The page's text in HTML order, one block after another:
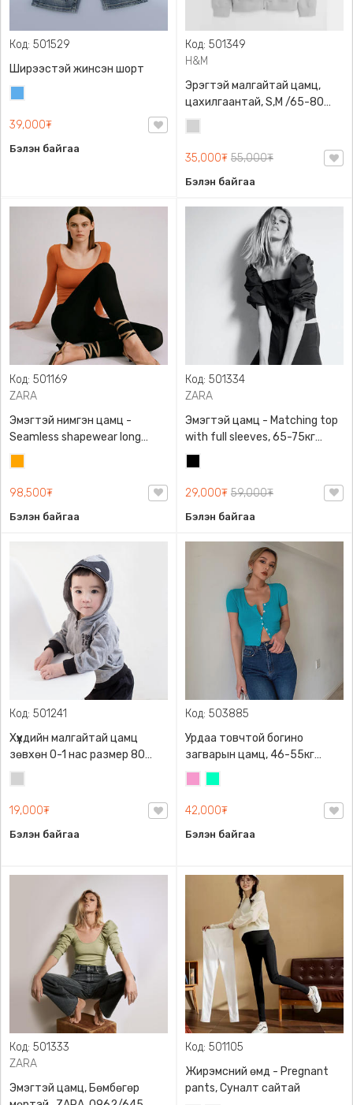
Код: 501529
Ширээстэй жинсэн шорт
39,000₮
Бэлэн байгаа
Код: 501349
H&M
Эрэгтэй малгайтай цамц,
цахилгаантай, S,M /65-80
кг/, H&M, 0852614006,
Даавуу
35,000₮ 55,000₮
Бэлэн байгаа
Код: 501169
ZARA
Эмэгтэй нимгэн цамц -
Seamless shapewear long
sleeve t-shirt, 40-60кг жинд
таарна, ZARA, 8779/458/615,
Урт ханцуйтай
98,500₮
Бэлэн байгаа
Код: 501334
ZARA
Эмэгтэй цамц - Matching top
with full sleeves, 65-75кг
жинд таарна, ZARA,
0962/642/800, Задгай
энгэртэй, Урт ханцуйтай,
29,000₮ 59,000₮
Бэлэн байгаа
Код: 501241
Хүүхдийн малгайтай цамц
зөвхөн 0-1 нас размер 80
сонголттой
19,000₮
Бэлэн байгаа
Код: 503885
Урдаа товчтой богино
загварын цамц, 46-55кг
жинд таарна
42,000₮
Бэлэн байгаа
Код: 501333
ZARA
Эмэгтэй цамц, Бөмбөгөр
Код: 501105
Жирэмсний өмд - Pregnant
pants, Суналт сайтай